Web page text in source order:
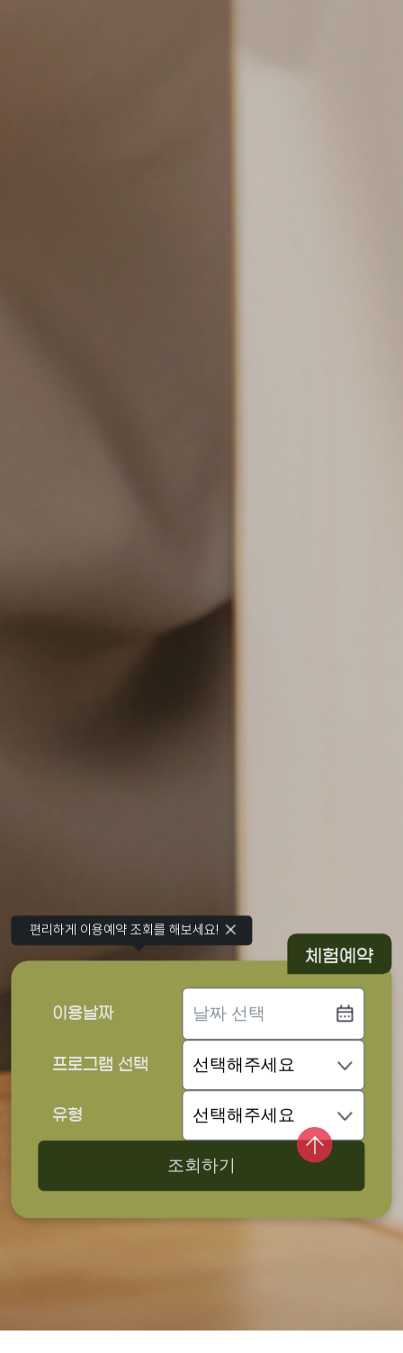
이용날짜
프로그램 선택
유형
조회하기
체험예약
편리하게 이용예약 조회를 해보세요!